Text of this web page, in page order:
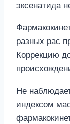
эксенатида
разных рас
Коррекцию
Не
индексом